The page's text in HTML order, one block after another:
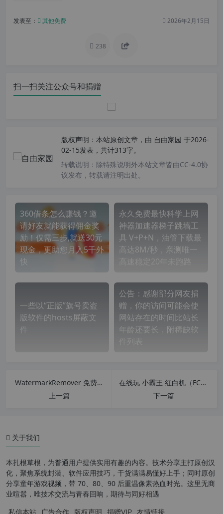
发表至： 其他免费 2026年2月15日
238
扫一扫关注公众号和捐赠
版权声明： 本站原创文章，由 自由家园 于2026-
02-15发表，共计313字。
转载说明： 除特殊说明外本站文章皆由CC-4.0协
议发布，转载请注明出处。
360借条怎么赚钱？邀
请好友就能获得佣金奖
励！仅需三步,就送30元
现金，更助您月入5千外
快
永久免费最快科学上网
神器加速器梯子跳墙工
具 V+P+N，油管下载最
高达8M/秒，亲测唯一
高速稳定20年未跑路
一些以“正版”旗号卖盗
版软件的hosts屏蔽文
件
公告：感谢部分网友捐
赠，你的访问可能会使
网站存在的时间比站长
年龄还要长，附稀缺软
件列表
WatermarkRemover 免费在线图片去除水印工具 去除水印效果惊人
上一篇
在线玩 小霸王 红白机（FC） 街机游戏 小霸王，其乐无穷！
下一篇
关于我们
本扎根草根，为普通用户提供实用有趣的内容。技术分享主打原创汉
化，聚焦系统封装、软件应用技巧，干货满满易懂好上手；同时原创
分享童年游戏视频，带 70、80、90 后重温像素热血时光。这里无商
业喧嚣，唯技术交流与青春回响，期待与同好相遇
私信本站 广告合作 版权声明 捐赠VIP 友情链接